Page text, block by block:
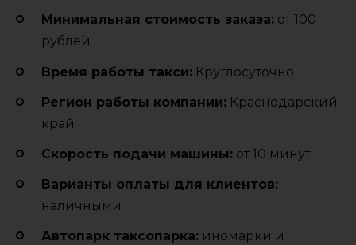
Минимальная стоимость заказа: от 100
рублей
Время работы такси: Круглосуточно
Регион работы компании: Краснодарский
край
Cкорость подачи машины: от 10 минут
Варианты оплаты для клиентов:
наличными
Автопарк таксопарка: иномарки и